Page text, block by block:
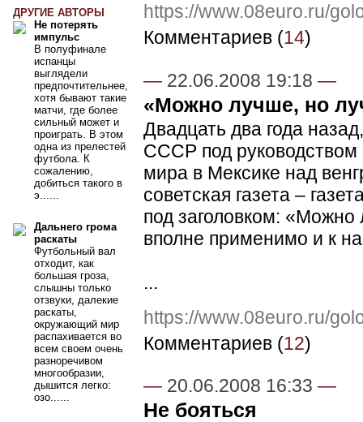
ДРУГИЕ АВТОРЫ
Не потерять
импульс
В полуфинале
испанцы
выглядели
предпочтительнее,
хотя бывают такие
матчи, где более
сильный может и
проиграть. В этом
одна из прелестей
футбола. К
сожалению,
добиться такого в
э......
Дальнего грома
раскаты
Футбольный вал
отходит, как
большая гроза,
слышны только
отзвуки, далекие
раскаты,
окружающий мир
распахивается во
всем своем очень
разноречивом
многообразии,
дышится легко:
озо......
https://www.08euro.ru/
Комментариев (14)
— 22.06.2008 19:18 —
«Можно лучше, но
Двадцать два года
СССР под руководством
мира в Мексике над
советская газета –
под заголовком:
вполне применимо и к
...
https://www.08euro.ru/
Комментариев (12)
— 20.06.2008 16:33 —
Не бояться